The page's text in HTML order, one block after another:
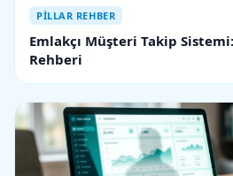
PILLAR REHBER
Emlakçı Müşteri Takip
Rehberi